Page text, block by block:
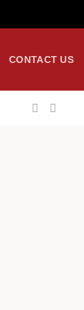
CONTACT US